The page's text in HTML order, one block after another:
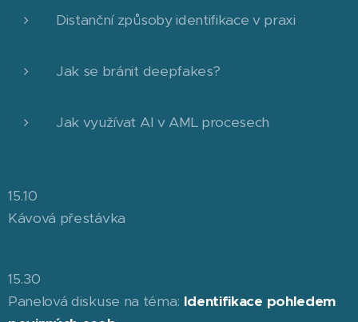
Distanční způsoby identifikace v praxi
Jak se bránit deepfakes?
Jak využívat AI v AML procesech
15.10
Kávová přestávka
15.30
Panelová diskuse na téma: Identifikace pohledem